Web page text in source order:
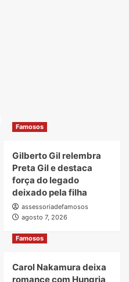
Famosos
Gilberto Gil relembra
Preta Gil e destaca
força do legado
deixado pela filha
assessoriadefamosos
agosto 7, 2026
Famosos
Carol Nakamura deixa
romance com Hungria